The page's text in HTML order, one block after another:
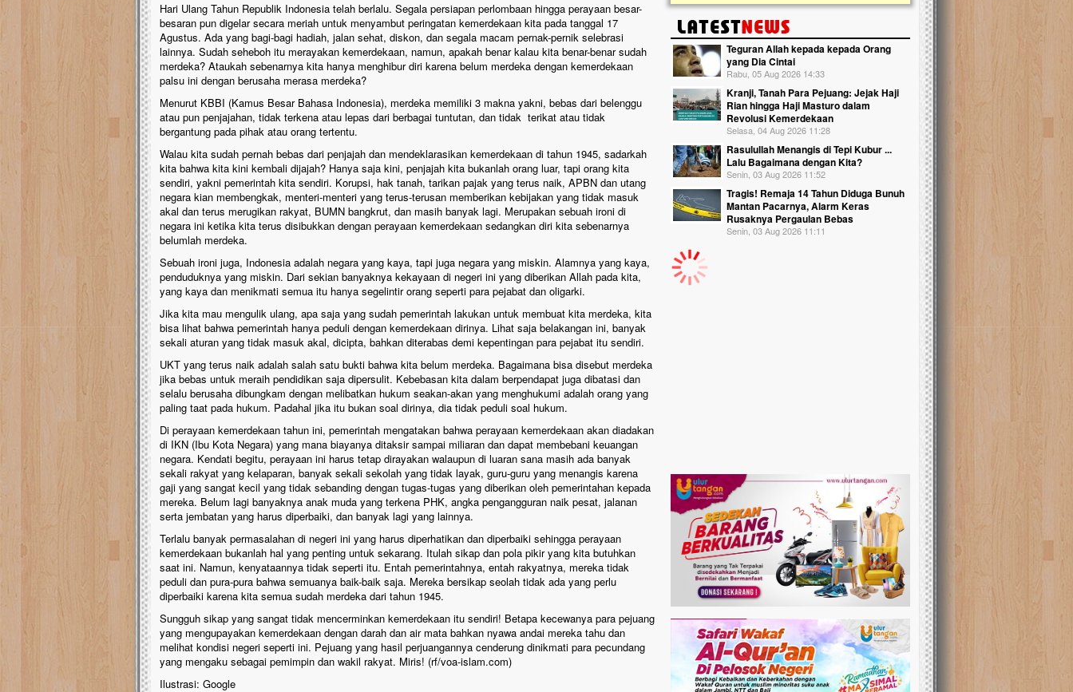
Hari Ulang Tahun Republik Indonesia telah berlalu. Segala persiapan perlombaan hingga perayaan besar-
besaran pun digelar secara meriah untuk menyambut peringatan kemerdekaan kita pada tanggal 17
Agustus. Ada yang bagi-bagi hadiah, jalan sehat, diskon, dan segala macam pernak-pernik selebrasi
lainnya. Sudah seheboh itu merayakan kemerdekaan, namun, apakah benar kalau kita benar-benar sudah
merdeka? Ataukah sebenarnya kita hanya menghibur diri karena belum merdeka dengan kemerdekaan
palsu ini dengan berusaha merasa merdeka?
Menurut KBBI (Kamus Besar Bahasa Indonesia), merdeka memiliki 3 makna yakni, bebas dari belenggu
atau pun penjajahan, tidak terkena atau lepas dari berbagai tuntutan, dan tidak terikat atau tidak
bergantung pada pihak atau orang tertentu.
Walau kita sudah pernah bebas dari penjajah dan mendeklarasikan kemerdekaan di tahun 1945, sadarkah
kita bahwa kita kini kembali dijajah? Hanya saja kini, penjajah kita bukanlah orang luar, tapi orang kita
sendiri, yakni pemerintah kita sendiri. Korupsi, hak tanah, tarikan pajak yang terus naik, APBN dan utang
negara kian membengkak, menteri-menteri yang terus-terusan memberikan kebijakan yang tidak masuk
akal dan terus merugikan rakyat, BUMN bangkrut, dan masih banyak lagi. Merupakan sebuah ironi di
negara ini ketika kita terus disibukkan dengan perayaan kemerdekaan sedangkan diri kita sebenarnya
belumlah merdeka.
Sebuah ironi juga, Indonesia adalah negara yang kaya, tapi juga negara yang miskin. Alamnya yang kaya,
penduduknya yang miskin. Dari sekian banyaknya kekayaan di negeri ini yang diberikan Allah pada kita,
yang kaya dan menikmati semua itu hanya segelintir orang seperti para pejabat dan oligarki.
Jika kita mau mengulik ulang, apa saja yang sudah pemerintah lakukan untuk membuat kita merdeka, kita
bisa lihat bahwa pemerintah hanya peduli dengan kemerdekaan dirinya. Lihat saja belakangan ini, banyak
sekali aturan yang tidak masuk akal, dicipta, bahkan diterabas demi kepentingan para pejabat itu sendiri.
UKT yang terus naik adalah salah satu bukti bahwa kita belum merdeka. Bagaimana bisa disebut merdeka
jika bebas untuk meraih pendidikan saja dipersulit. Kebebasan kita dalam berpendapat juga dibatasi dan
selalu berusaha dibungkam dengan melibatkan hukum seakan-akan yang menghukumi adalah orang yang
paling taat pada hukum. Padahal jika itu bukan soal dirinya, dia tidak peduli soal hukum.
Di perayaan kemerdekaan tahun ini, pemerintah mengatakan bahwa perayaan kemerdekaan akan diadakan
di IKN (Ibu Kota Negara) yang mana biayanya ditaksir sampai miliaran dan dapat membebani keuangan
negara. Kendati begitu, perayaan ini harus tetap dirayakan walaupun di luaran sana masih ada banyak
sekali rakyat yang kelaparan, banyak sekali sekolah yang tidak layak, guru-guru yang menangis karena
gaji yang sangat kecil yang tidak sebanding dengan tugas-tugas yang diberikan oleh pemerintahan kepada
mereka. Belum lagi banyaknya anak muda yang terkena PHK, angka pengangguran naik pesat, jalanan
serta jembatan yang harus diperbaiki, dan banyak lagi yang lainnya.
Terlalu banyak permasalahan di negeri ini yang harus diperhatikan dan diperbaiki sehingga perayaan
kemerdekaan bukanlah hal yang penting untuk sekarang. Itulah sikap dan pola pikir yang kita butuhkan
saat ini. Namun, kenyataannya tidak seperti itu. Entah pemerintahnya, entah rakyatnya, mereka tidak
peduli dan pura-pura bahwa semuanya baik-baik saja. Mereka bersikap seolah tidak ada yang perlu
diperbaiki karena kita semua sudah merdeka dari tahun 1945.
Sungguh sikap yang sangat tidak mencerminkan kemerdekaan itu sendiri! Betapa kecewanya para pejuang
yang mengupayakan kemerdekaan dengan darah dan air mata bahkan nyawa andai mereka tahu dan
melihat kondisi negeri seperti ini. Pejuang yang hasil perjuangannya cenderung dinikmati para pecundang
yang mengaku sebagai pemimpin dan wakil rakyat. Miris! (rf/voa-islam.com)
Ilustrasi: Google
Teguran Allah kepada kepada Orang
yang Dia Cintai
Rabu, 05 Aug 2026 14:33
Kranji, Tanah Para Pejuang: Jejak Haji
Rian hingga Haji Masturo dalam
Revolusi Kemerdekaan
Selasa, 04 Aug 2026 11:28
Rasulullah Menangis di Tepi Kubur ...
Lalu Bagaimana dengan Kita?
Senin, 03 Aug 2026 11:52
Tragis! Remaja 14 Tahun Diduga Bunuh
Mantan Pacarnya, Alarm Keras
Rusaknya Pergaulan Bebas
Senin, 03 Aug 2026 11:11